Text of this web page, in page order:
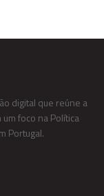
digital que reúne a
foco na Política
Portugal.